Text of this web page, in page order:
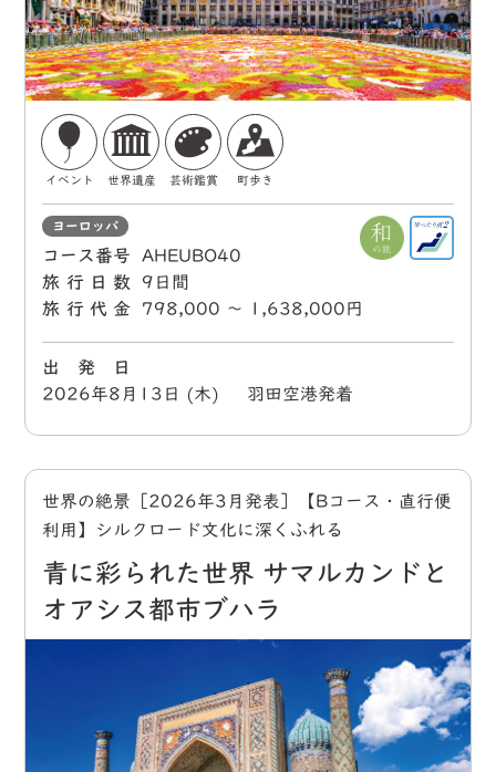
イベント 世界遺産 芸術鑑賞 町歩き
ヨーロッパ
コース番号
AHEUBO40
旅行日数
9日間
旅行代金
798,000 〜 1,638,000円
出 発 日
2026年8月13日 (木) 羽田空港発着
世界の絶景［2026年3月発表］【Bコース・直行便
利用】シルクロード文化に深くふれる
青に彩られた世界 サマルカンドと
オアシス都市ブハラ